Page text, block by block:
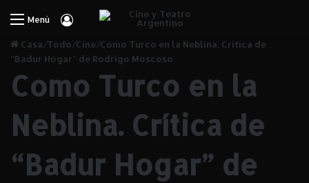
Menú Iniciar Sesión
Casa/Todo /Cine/Como Turco en la Neblina. Crítica de
“Badur Hogar” de Rodrigo Moscoso.
Como Turco en la
Neblina. Crítica de
“Badur Hogar” de